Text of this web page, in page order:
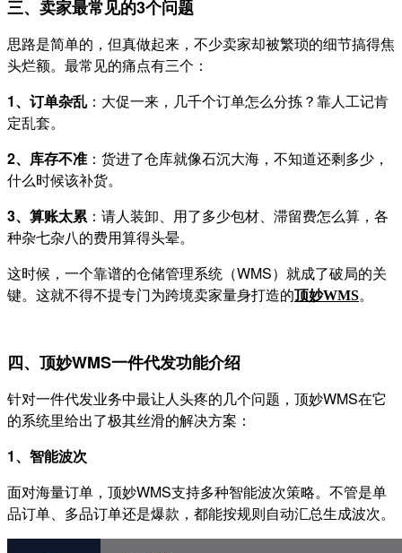
三、卖家最常见的3个问题
思路是简单的，但真做起来，不少卖家却被繁琐的细节搞得焦
头烂额。最常见的痛点有三个：
1、订单杂乱 ：大促一来，几千个订单怎么分拣？靠人工记肯
定乱套。
2、库存不准 ：货进了仓库就像石沉大海，不知道还剩多少，
什么时候该补货。
3、算账太累 ：请人装卸、用了多少包材、滞留费怎么算，各
种杂七杂八的费用算得头晕。
这时候，一个靠谱的仓储管理系统（WMS）就成了破局的关
键。这就不得不提专门为跨境卖家量身打造的顶妙WMS。
四、顶妙WMS一件代发功能介绍
针对一件代发业务中最让人头疼的几个问题，顶妙WMS在它
的系统里给出了极其丝滑的解决方案：
1、智能波次
面对海量订单，顶妙WMS支持多种智能波次策略。不管是单
品订单、多品订单还是爆款，都能按规则自动汇总生成波次。